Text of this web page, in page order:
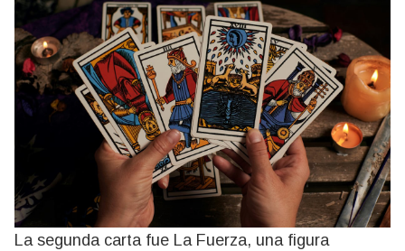
La segunda carta fue La Fuerza, una figura